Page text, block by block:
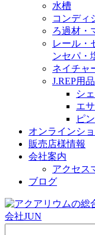
水槽
コンディ
ろ過材・
レール・
ンセパ・
ネイチャ
J.REP用品
シ
エ
ピ
オンラインシ
販売店様情報
会社案内
アクセス
ブログ